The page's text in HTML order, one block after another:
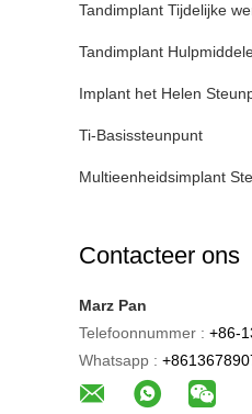
Tandimplant Tijdelijke
Tandimplant
Implant het Helen
Ti-Basissteunpunt
Multieenheidsimplant
Contacteer ons
Marz Pan
Telefoonnummer : +86-
Whatsapp :